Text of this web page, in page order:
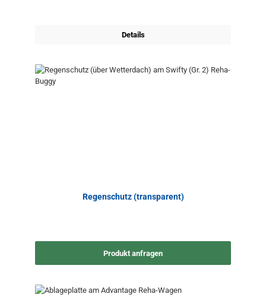
Details
Regenschutz (transparent)
Produkt anfragen